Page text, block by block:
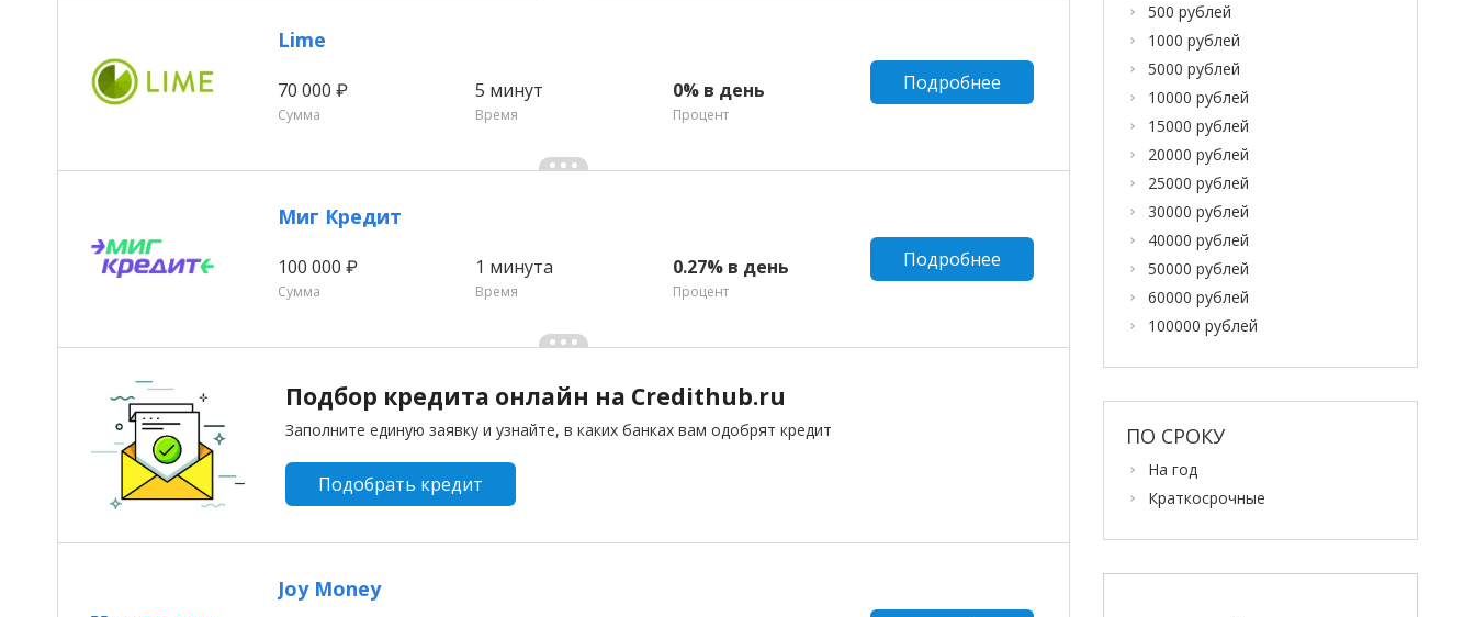
Lime
70 000 ₽
Сумма
5 минут
Время
0% в день
Процент
Подробнее
Миг Кредит
100 000 ₽
Сумма
1 минута
Время
0.27% в день
Процент
Подробнее
Подбор кредита онлайн на Credithub.ru
Заполните единую заявку и узнайте, в каких банках вам одобрят кредит
Подобрать кредит
Joy Money
500 рублей
1000 рублей
5000 рублей
10000 рублей
15000 рублей
20000 рублей
25000 рублей
30000 рублей
40000 рублей
50000 рублей
60000 рублей
100000 рублей
ПО СРОКУ
На год
Краткосрочные